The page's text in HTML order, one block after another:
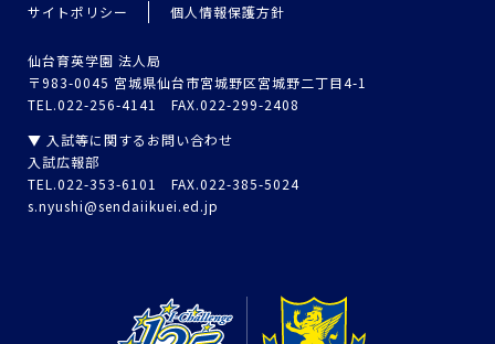
サイトポリシー 個人情報保護方針
仙台育英学園 法人局
〒983-0045 宮城県仙台市宮城野区宮城野二丁目4-1
TEL.022-256-4141 FAX.022-299-2408
▼ 入試等に関するお問い合わせ
入試広報部
TEL.022-353-6101 FAX.022-385-5024
s.nyushi@sendaiikuei.ed.jp